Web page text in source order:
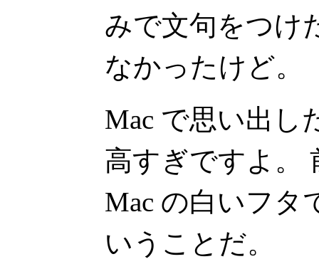
みで文句をつけ
なかったけど。
Mac で思い出し
高すぎですよ。
Mac の白いフタ
いうことだ。